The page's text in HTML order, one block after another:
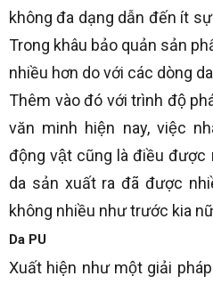
không đa dạng dẫn đến ít
Trong khâu bảo quản sản
nhiều hơn do với các dòng
Thêm vào đó với trình độ
văn minh hiện nay, việc
động vật cũng là điều được
da sản xuất ra đã được
không nhiều như trước kia
Da PU
Xuất hiện như một giải